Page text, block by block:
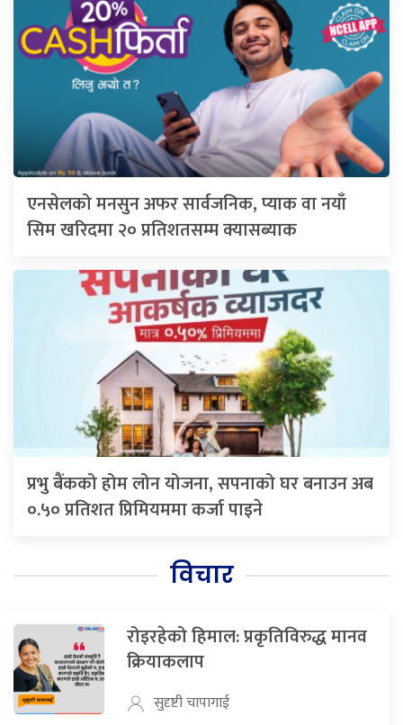
एनसेलको मनसुन अफर सार्वजनिक, प्याक वा नयाँ
सिम खरिदमा २० प्रतिशतसम्म क्यासब्याक
प्रभु बैंकको होम लोन योजना, सपनाको घर बनाउन अब
०.५० प्रतिशत प्रिमियममा कर्जा पाइने
विचार
रोइरहेको हिमाल: प्रकृतिविरुद्ध मानव
क्रियाकलाप
सुदृष्टी चापागाई